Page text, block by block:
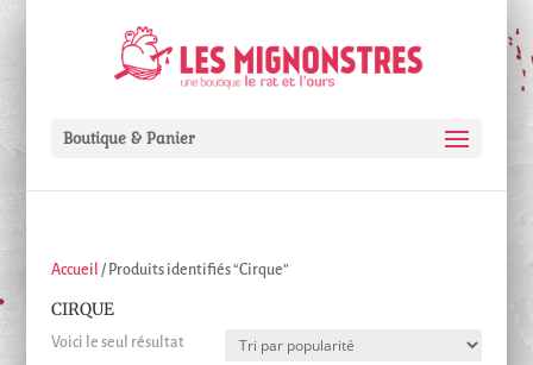
Boutique & Panier
Accueil / Produits identifiés “Cirque”
CIRQUE
Voici le seul résultat